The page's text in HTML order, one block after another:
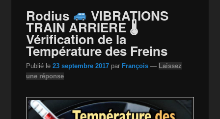
o
k
W
is
h
Li
k
Rodius VIBRATIONS
TRAIN ARRIERE 🌡
Vérification de la
Température des Freins
Publié le23 septembre 2017 par François — Laissez
une réponse